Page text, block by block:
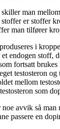
man
stoffer er stoffer
man tilfører
i
endogen stoff,
fortsatt
testosteron og
mellom
som
avvik så man
passere en